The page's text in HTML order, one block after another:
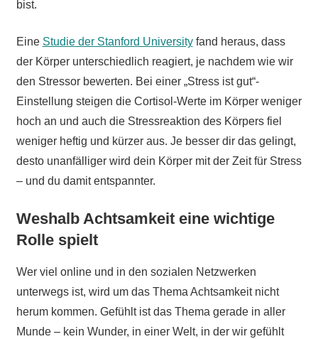
bist.
Eine Studie der Stanford Universityfand heraus, dass
der Körper unterschiedlich reagiert, je nachdem wie wir
den Stressor bewerten. Bei einer „Stress ist gut“-
Einstellung steigen die Cortisol-Werte im Körper weniger
hoch an und auch die Stressreaktion des Körpers fiel
weniger heftig und kürzer aus. Je besser dir das gelingt,
desto unanfälliger wird dein Körper mit der Zeit für Stress
– und du damit entspannter.
Weshalb Achtsamkeit eine wichtige
Rolle spielt
Wer viel online und in den sozialen Netzwerken
unterwegs ist, wird um das Thema Achtsamkeit nicht
herum kommen. Gefühlt ist das Thema gerade in aller
Munde – kein Wunder, in einer Welt, in der wir gefühlt